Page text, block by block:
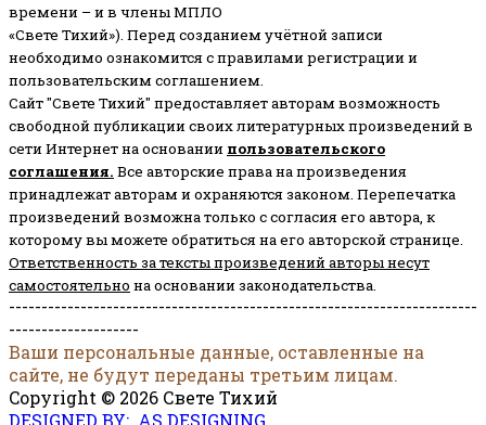
времени – и в члены МПЛО
«Свете Тихий»). Перед созданием учётной записи
необходимо ознакомится с правилами регистрации и
пользовательским соглашением.
Сайт "Свете Тихий" предоставляет авторам возможность
свободной публикации своих литературных произведений в
сети Интернет на основании пользовательского
соглашения. Все авторские права на произведения
принадлежат авторам и охраняются законом. Перепечатка
произведений возможна только с согласия его автора, к
которому вы можете обратиться на его авторской странице.
Ответственность за тексты произведений авторы несут
самостоятельно на основании законодательства.
------------------------------------------------------------------------
--------------------
Ваши персональные данные, оставленные на
сайте, не будут переданы третьим лицам.
Copyright © 2026 Свете Тихий
DESIGNED BY: AS DESIGNING